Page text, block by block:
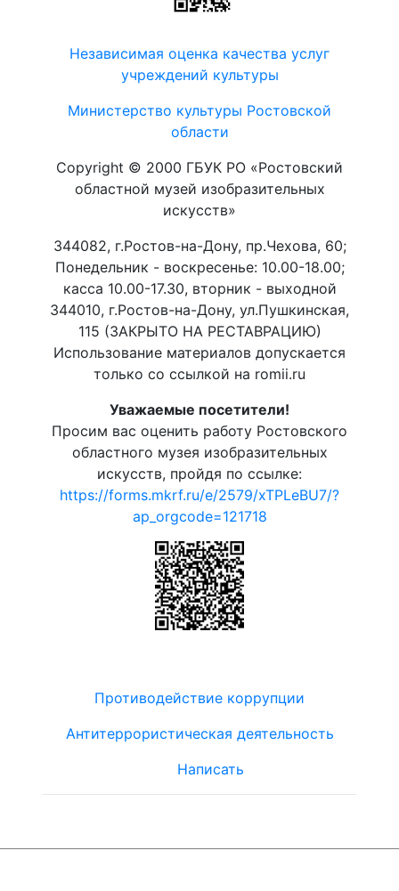
Независимая оценка качества услуг
учреждений культуры
Министерство культуры Ростовской
области
Copyright © 2000 ГБУК РО «Ростовский
областной музей изобразительных
искусств»
344082, г.Ростов-на-Дону, пр.Чехова, 60;
Понедельник - воскресенье: 10.00-18.00;
касса 10.00-17.30, вторник - выходной
344010, г.Ростов-на-Дону, ул.Пушкинская,
115 (ЗАКРЫТО НА РЕСТАВРАЦИЮ)
Использование материалов допускается
только со ссылкой на romii.ru
Уважаемые посетители!
Просим вас оценить работу Ростовского
областного музея изобразительных
искусств, пройдя по ссылке:
https://forms.mkrf.ru/e/2579/xTPLeBU7/?
ap_orgcode=121718
Противодействие коррупции
Антитеррористическая деятельность
Написать